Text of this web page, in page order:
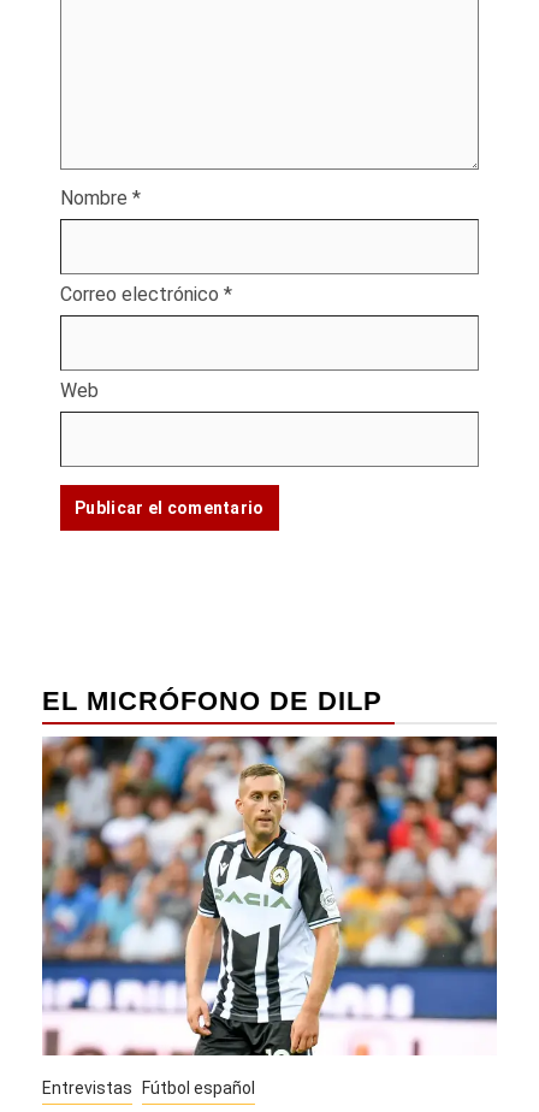
Nombre *
Correo electrónico *
Web
EL MICRÓFONO DE DILP
Entrevistas Fútbol español